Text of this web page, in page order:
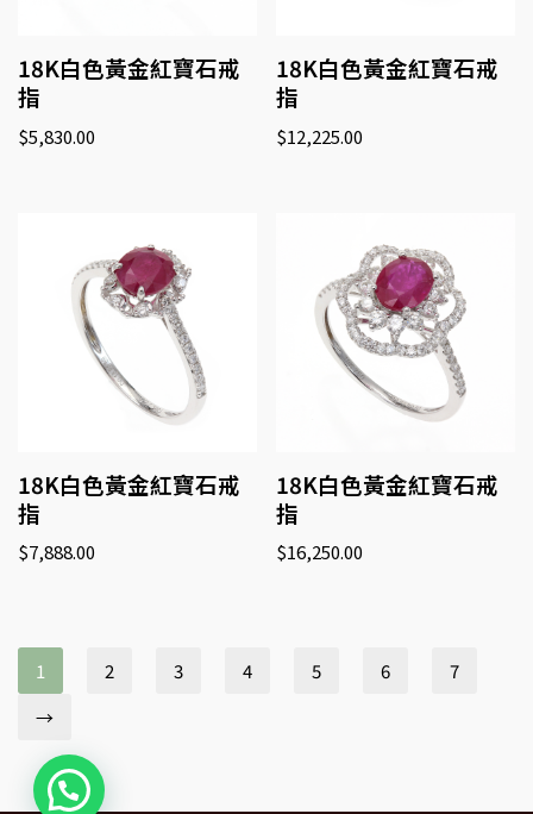
18K白色黃金紅寶石戒
指
$5,830.00
18K白色黃金紅寶石戒
指
$12,225.00
18K白色黃金紅寶石戒
指
$7,888.00
18K白色黃金紅寶石戒
指
$16,250.00
1 2 3 4 5 6
7
→